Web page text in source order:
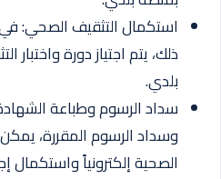
استكمال التثقيف الصحي:
ذلك، يتم اجتياز دورة
بلدي.
سداد الرسوم وطباعة
وسداد الرسوم المقررة،
الصحية إلكترونياً واستكمال